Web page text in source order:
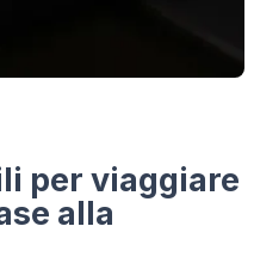
per viaggiare
alla